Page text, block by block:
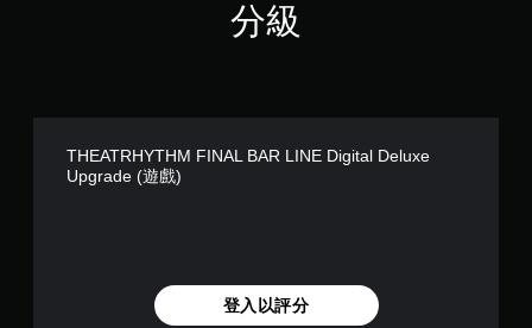
分級
THEATRHYTHM FINAL BAR LINE Digital Deluxe
Upgrade (遊戲)
登入以評分